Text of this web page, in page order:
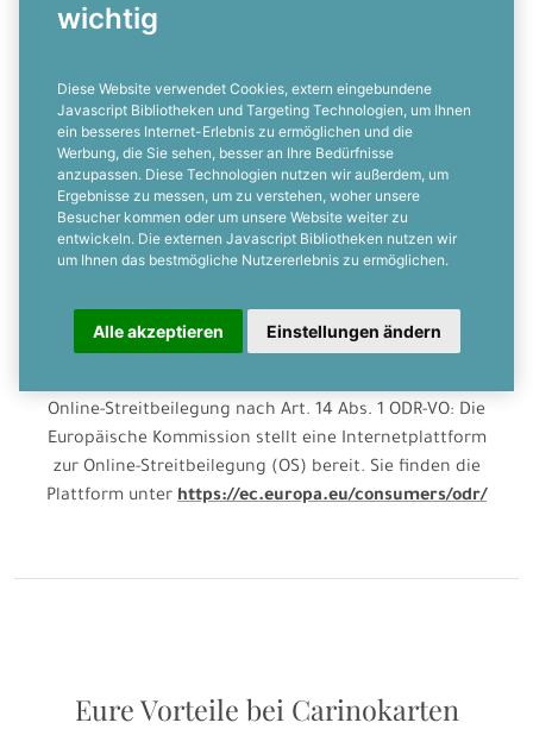
wichtig
Diese Website verwendet Cookies, extern eingebundene
Javascript Bibliotheken und Targeting Technologien, um Ihnen
ein besseres Internet-Erlebnis zu ermöglichen und die
Werbung, die Sie sehen, besser an Ihre Bedürfnisse
anzupassen. Diese Technologien nutzen wir außerdem, um
Ergebnisse zu messen, um zu verstehen, woher unsere
Besucher kommen oder um unsere Website weiter zu
entwickeln. Die externen Javascript Bibliotheken nutzen wir
um Ihnen das bestmögliche Nutzererlebnis zu ermöglichen.
Alle akzeptieren Einstellungen ändern
cariñokarten
INH.
SILKE DOMBROWSKY
ZIEGELEISTRASSE 28 | D-31249 HOHENHAMELN
KONTAKT@CARINOKARTEN.DE
0 51 28 / 40 99 88 15
Online-Streitbeilegung nach Art. 14 Abs. 1 ODR-VO: Die
Europäische Kommission stellt eine Internetplattform
zur Online-Streitbeilegung (OS) bereit. Sie finden die
Plattform unter https://ec.europa.eu/consumers/odr/
Eure Vorteile bei Carinokarten